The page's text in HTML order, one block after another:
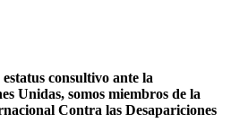
consultivo ante la
Unidas, somos miembros de la
Contra las Desapariciones